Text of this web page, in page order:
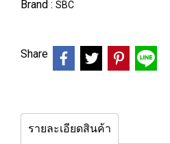
Brand : SBC
Share
รายละเอียดสินค้า